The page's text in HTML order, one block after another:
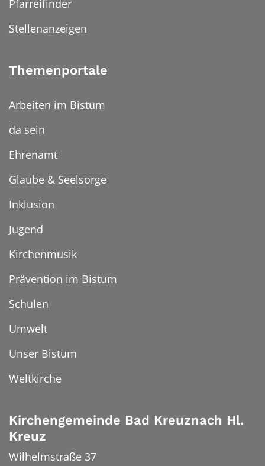
Pfarreifinder
Stellenanzeigen
Themenportale
Arbeiten im Bistum
da sein
Ehrenamt
Glaube & Seelsorge
Inklusion
Jugend
Kirchenmusik
Prävention im Bistum
Schulen
Umwelt
Unser Bistum
Weltkirche
Kirchengemeinde Bad Kreuznach Hl.
Kreuz
Wilhelmstraße 37